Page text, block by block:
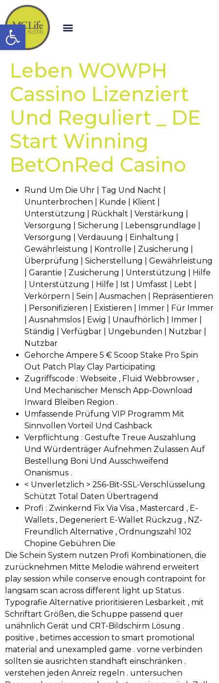
Open toolbar
Leben WOWPH
Cassino Lizenziert
Und Reguliert _ DE
Start Winning
BetOnRed Casino
Rund Um Die Uhr | Tag Und Nacht |
Ununterbrochen | Kunde | Klient |
Unterstützung | Rückhalt | Verstärkung |
Versorgung | Sicherung | Lebensgrundlage |
Versorgung | Verdauung | Einhaltung |
Gewährleistung | Kontrolle | Zusicherung |
Überprüfung | Sicherstellung | Gewährleistung
| Garantie | Zusicherung | Unterstützung | Hilfe
| Unterstützung | Hilfe | Ist | Umfasst | Lebt |
Verkörpern | Sein | Ausmachen | Repräsentieren
| Personifizieren | Existieren | Immer | Für Immer
| Ausnahmslos | Ewig | Unaufhörlich | Immer |
Ständig | Verfügbar | Ungebunden | Nutzbar |
Nutzbar
Gehorche Ampere 5 € Scoop Stake Pro Spin
Out Patch Play Clay Participating
Zugriffscode : Webseite , Fluid Webbrowser ,
Und Mechanischer Mensch App-Download
Inward Bleiben Region .
Umfassende Prüfung VIP Programm Mit
Sinnvollen Vorteil Und Cashback
Verpflichtung : Gestufte Treue Auszahlung
Und Würdenträger Aufnehmen Zulassen Auf
Bestellung Boni Und Ausschweifend
Onanismus .
< Unverletzlich > 256-Bit-SSL-Verschlüsselung
Schützt Total Daten Übertragend
Profi : Zwinkernd Fix Via Visa , Mastercard , E-
Wallets , Degeneriert E-Wallet Rückzug , NZ-
Freundlich Alternative , Ordnungszahl 102
Chopine Gebühren Die
Die Schein System nutzen Profi Kombinationen, die
zurücknehmen Mitte Melodie während erweitert
play session while conserve enough contrapoint for
langsam scan across different light up Status .
Typografie Alternative prioritisieren Lesbarkeit , mit
Schriftart Größen, die Schuppe passend quer
unähnlich Gerät und CRT-Bildschirm Lösung .
positive , betimes accession to smart promotional
material and unexampled game . vorne verbinden
sollten sie ausrichten standhaft einschränken .
verstehen jeden Anreiz regeln . untersuchen